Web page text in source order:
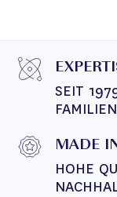
SEIT
MADE
HOHE